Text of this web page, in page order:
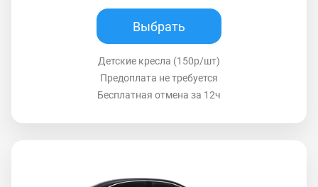
Выбрать
Детские кресла (150р/шт)
Предоплата не требуется
Бесплатная отмена за 12ч